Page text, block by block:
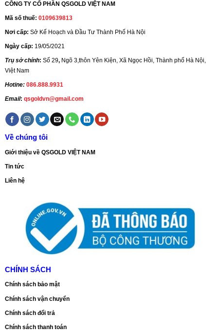
CÔNG TY CỔ PHẦN QSGOLD VIỆT NAM
Mã số thuế: 0109639813
Nơi cấp: Sở Kế Hoạch và Đầu Tư Thành Phố Hà Nội
Ngày cấp: 19/05/2021
Trụ sở chính: Số 29, Ngõ 3,thôn Yên Kiện, Xã Ngọc Hồi, Thành phố Hà Nội,
Việt Nam
Hotine: 086.888.9931
Email: qsgoldvn@gmail.com
Về chúng tôi
Giới thiệu về QSGOLD VIỆT NAM
Tin tức
Liên hệ
CHÍNH SÁCH
Chính sách bảo mật
Chính sách vận chuyển
Chính sách đổi trả
Chính sách thanh toán